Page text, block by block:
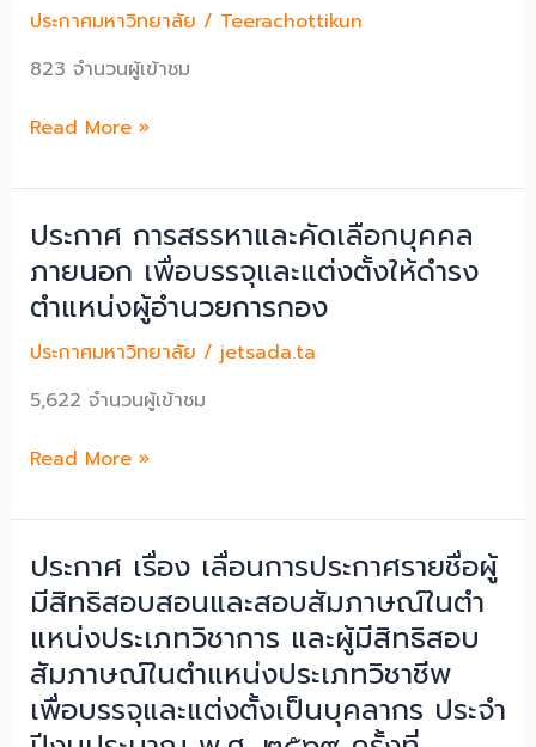
ประกาศมหาวิทยาลัย / Teerachottikun
823 จำนวนผู้เข้าชม
ประกาศ
มหา
ราช
วิทยาลัย
เรื่อง
ระยะ
เวลา
ส่ง
งาน
ความ
“โครงการ
ประกวด
เรียง
ความ
เฉลิมพระเกียรติ
Read More »
ประกาศ การสรรหาและคัดเลือกบุคคล
ภายนอก เพื่อบรรจุและแต่งตั้งให้ดำรง
ตำแหน่งผู้อำนวยการกอง
ประกาศมหาวิทยาลัย / jetsada.ta
5,622 จำนวนผู้เข้าชม
ประกาศ
สรรหา
คัด
เลือก
บุคคล
ภายนอก
เพื่อ
บรรจุ
Read More »
ประกาศ เรื่อง เลื่อนการประกาศรายชื่อผู้
มีสิทธิสอบสอนและสอบสัมภาษณ์ในตํา
แหน่งประเภทวิชาการ และผู้มีสิทธิสอบ
สัมภาษณ์ในตําแหน่งประเภทวิชาชีพ
เพื่อบรรจุและแต่งตั้งเป็นบุคลากร ประจํา